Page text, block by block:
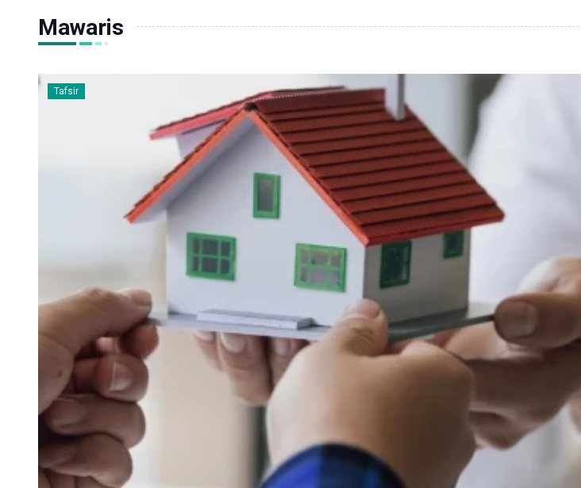
Mawaris
Tafsir
Benarkah Wasiat Waris Tidak Berlaku Lagi? Ini Penjelasan
Wasiat waris dalam Islam awalnya diwajibkan sebelum turunnya ayat warisan. Artikel ini mengulas tafsir
Anak Adopsi dan Persusuan, Apakah Mendapat Hak Waris?
Sabtu, 17 Mei 2025 | 07:00 WIB
Syariah
Mengapa Warisan Laki-Laki Lebih Besar daripada Perempuan? Ini 5 Alasan Rasional
Jumat, 16 Mei 2025 | 12:00 WIB
Nikah/Keluarga